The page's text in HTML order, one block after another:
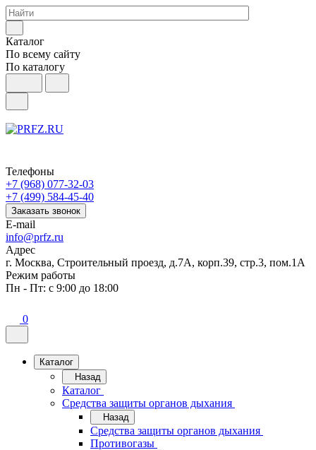
Каталог
По всему сайту
По каталогу
Телефоны
+7 (968) 077-32-03
+7 (499) 584-45-40
Заказать звонок
E-mail
info@prfz.ru
Адрес
г. Москва, Строительный проезд, д.7А, корп.39, стр.3, пом.1А
Режим работы
Пн - Пт: с 9:00 до 18:00
0
Каталог
Назад
Каталог
Средства защиты органов дыхания
Назад
Средства защиты органов дыхания
Противогазы